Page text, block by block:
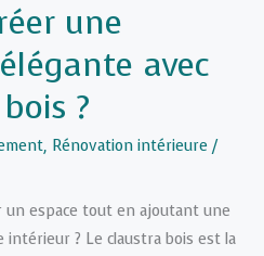
une
avec
?
, Rénovation intérieure /
un espace tout en ajoutant une
intérieur ? Le claustra bois est la